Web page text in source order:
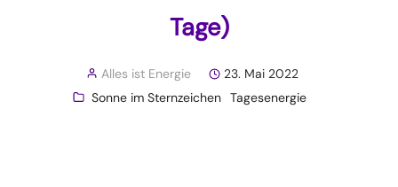
Tage)
Alles ist Energie
23. Mai 2022
Sonne im Sternzeichen Tagesenergie